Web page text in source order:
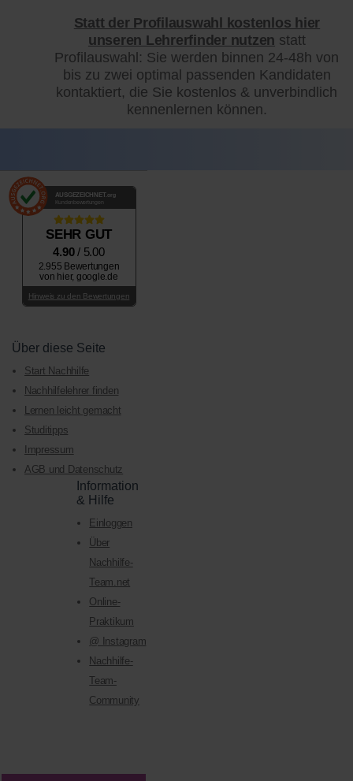
Statt der Profilauswahl kostenlos hier
unseren Lehrerfinder nutzen statt
Profilauswahl: Sie werden binnen 24-48h von
bis zu zwei optimal passenden Kandidaten
kontaktiert, die Sie kostenlos & unverbindlich
kennenlernen können.
AUSGEZEICHNET .org
Kundenbewertungen
SEHR GUT
4.90/ 5.00
2.955 Bewertungen
von hier, google.de
Hinweis zu den Bewertungen
Über diese Seite
Start Nachhilfe
Nachhilfelehrer finden
Lernen leicht gemacht
Studitipps
Impressum
AGB und Datenschutz
Information
& Hilfe
Einloggen
Über
Nachhilfe-
Team.net
Online-
Praktikum
@ Instagram
Nachhilfe-
Team-
Community